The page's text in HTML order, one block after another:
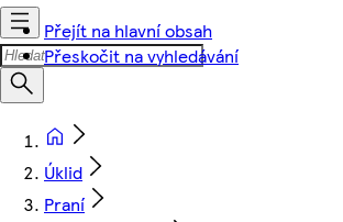
Přejít na hlavní obsah
Přeskočit na vyhledávání
Úklid
Praní